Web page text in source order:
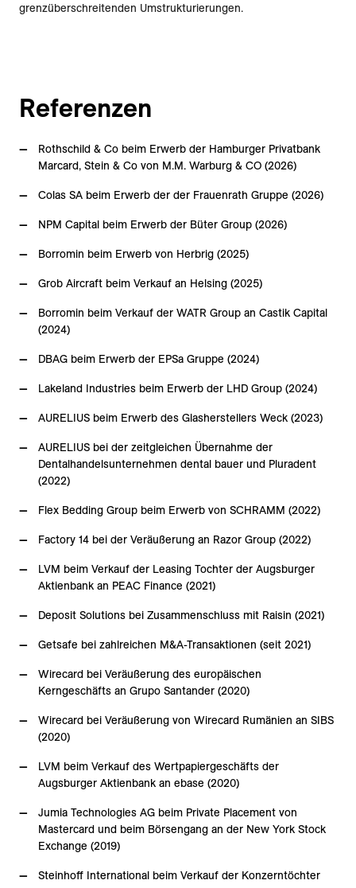
grenzüberschreitenden Umstrukturierungen.
Referenzen
Rothschild & Co beim Erwerb der Hamburger Privatbank
Marcard, Stein & Co von M.M. Warburg & CO (2026)
Colas SA beim Erwerb der der Frauenrath Gruppe (2026)
NPM Capital beim Erwerb der Büter Group (2026)
Borromin beim Erwerb von Herbrig (2025)
Grob Aircraft beim Verkauf an Helsing (2025)
Borromin beim Verkauf der WATR Group an Castik Capital
(2024)
DBAG beim Erwerb der EPSa Gruppe (2024)
Lakeland Industries beim Erwerb der LHD Group (2024)
AURELIUS beim Erwerb des Glasherstellers Weck (2023)
AURELIUS bei der zeitgleichen Übernahme der
Dentalhandelsunternehmen dental bauer und Pluradent
(2022)
Flex Bedding Group beim Erwerb von SCHRAMM (2022)
Factory 14 bei der Veräußerung an Razor Group (2022)
LVM beim Verkauf der Leasing Tochter der Augsburger
Aktienbank an PEAC Finance (2021)
Deposit Solutions bei Zusammenschluss mit Raisin (2021)
Getsafe bei zahlreichen M&A-Transaktionen (seit 2021)
Wirecard bei Veräußerung des europäischen
Kerngeschäfts an Grupo Santander (2020)
Wirecard bei Veräußerung von Wirecard Rumänien an SIBS
(2020)
LVM beim Verkauf des Wertpapiergeschäfts der
Augsburger Aktienbank an ebase (2020)
Jumia Technologies AG beim Private Placement von
Mastercard und beim Börsengang an der New York Stock
Exchange (2019)
Steinhoff International beim Verkauf der Konzerntöchter